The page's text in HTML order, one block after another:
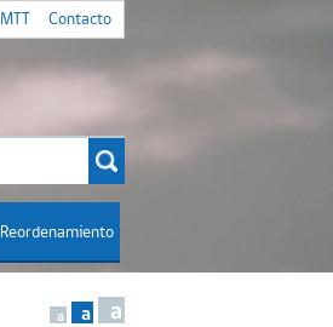
MTT Contacto
Reordenamiento
a a a